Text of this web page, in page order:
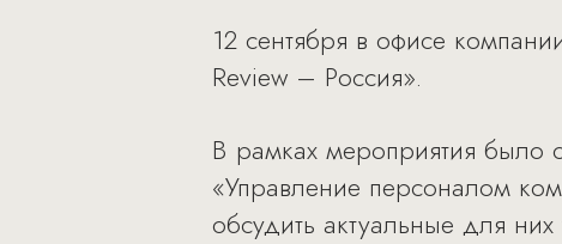
12 сентября в офисе
Review – Россия».
В рамках мероприятия было
«Управление персоналом
обсудить актуальные для